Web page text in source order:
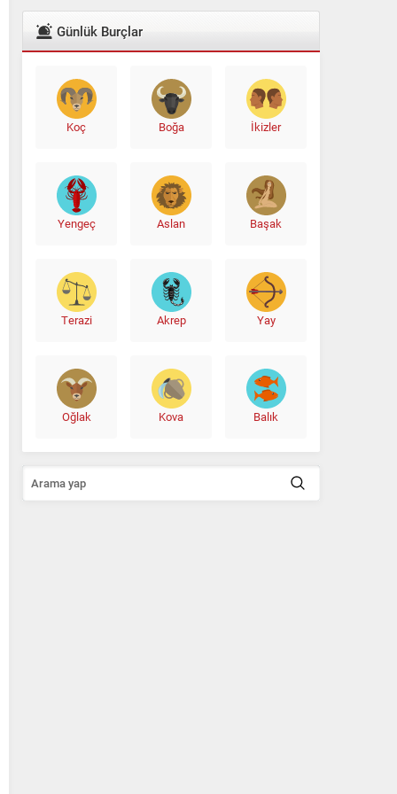
Günlük Burçlar
Koç Boğa İkizler
Yengeç Aslan Başak
Terazi Akrep Yay
Oğlak Kova Balık